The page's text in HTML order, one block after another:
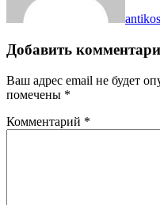
antikos
Добавить
Ваш адрес email не будет
помечены *
Комментарий *